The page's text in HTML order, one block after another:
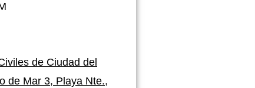
de Ciudad del
de Mar 3, Playa Nte.,